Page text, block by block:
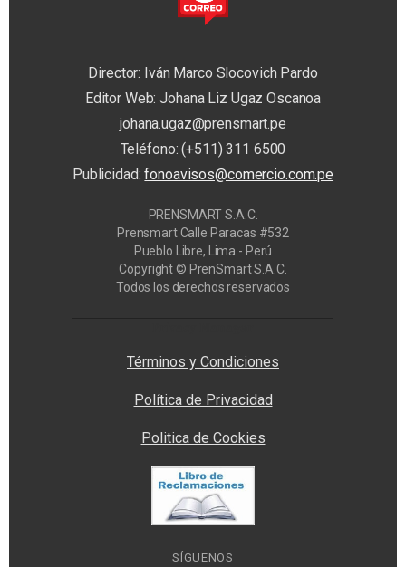
Director: Iván Marco Slocovich Pardo
Editor Web: Johana Liz Ugaz Oscanoa
johana.ugaz@prensmart.pe
Teléfono: (+511) 311 6500
Publicidad:fonoavisos@comercio.com.pe
PRENSMART S.A.C.
Prensmart Calle Paracas #532
Pueblo Libre, Lima - Perú
Copyright © PrenSmart S.A.C.
Todos los derechos reservados
Términos y Condiciones
Política de Privacidad
Politica de Cookies
SÍGUENOS